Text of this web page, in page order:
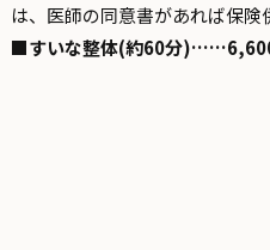
は、医師の同意書があれば保険
■すいな整体(約60分